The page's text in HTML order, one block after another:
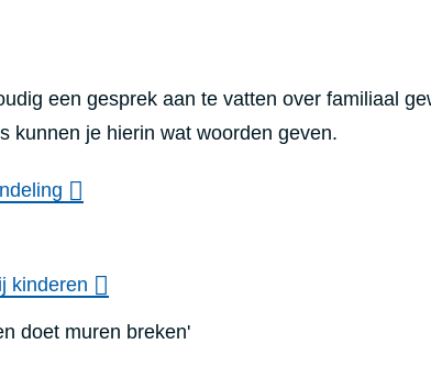
een gesprek aan te vatten over familiaal
kunnen je hierin wat woorden geven.
kinderen
doet muren breken'